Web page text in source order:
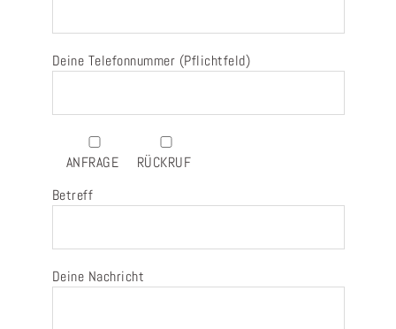
Deine Telefonnummer (Pflichtfeld)
ANFRAGE
RÜCKRUF
Betreff
Deine Nachricht